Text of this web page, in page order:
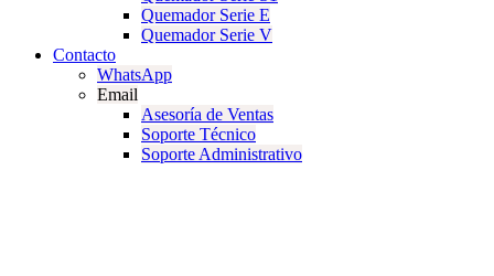
Quemador Serie E
Quemador Serie V
Contacto
WhatsApp
Email
Asesoría de Ventas
Soporte Técnico
Soporte Administrativo